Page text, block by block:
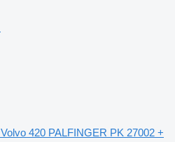
Volvo 420 PALFINGER PK 27002 +